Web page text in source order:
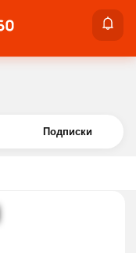
Войти
Подписки